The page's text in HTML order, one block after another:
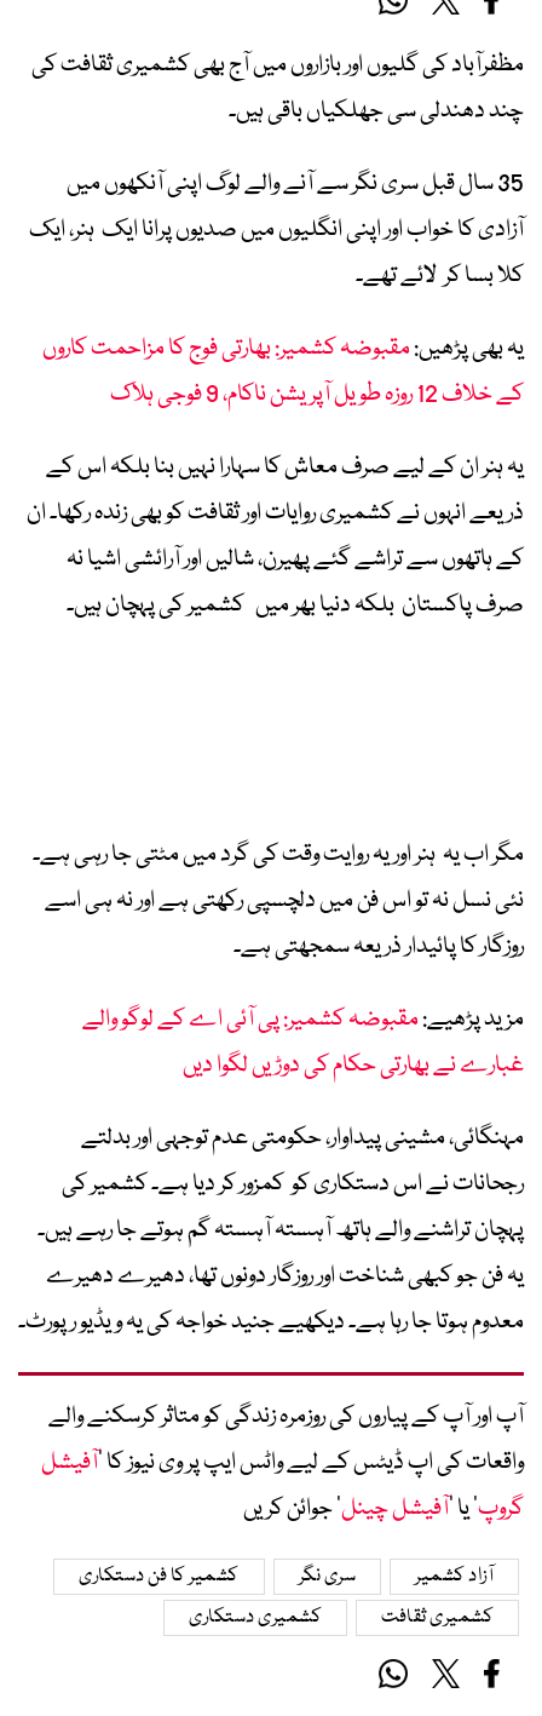
مظفرآباد کی گلیوں اور بازاروں میں آج بھی کشمیری ثقافت کی
چند دھندلی سی جھلکیاں باقی ہیں۔
35 سال قبل سری نگر سے آنے والے لوگ اپنی آنکھوں میں
آزادی کا خواب اور اپنی انگلیوں میں صدیوں پرانا ایک ہنر، ایک
کلا بسا کر لائے تھے۔
یہ بھی پڑھیں:مقبوضہ کشمیر: بھارتی فوج کا مزاحمت کاروں
کے خلاف 12 روزہ طویل آپریشن ناکام، 9 فوجی ہلاک
یہ ہنر ان کے لیے صرف معاش کا سہارا نہیں بنا بلکہ اس کے
ذریعے انہوں نے کشمیری روایات اور ثقافت کو بھی زندہ رکھا۔ ان
کے ہاتھوں سے تراشے گئے پھیرن، شالیں اور آرائشی اشیا نہ
صرف پاکستان بلکہ دنیا بھر میں کشمیر کی پہچان ہیں۔
مگر اب یہ ہنر اور یہ روایت وقت کی گرد میں مٹتی جا رہی ہے۔
نئی نسل نہ تو اس فن میں دلچسپی رکھتی ہے اور نہ ہی اسے
روزگار کا پائیدار ذریعہ سمجھتی ہے۔
مزید پڑھیے:مقبوضہ کشمیر: پی آئی اے کے لوگو والے
غبارے نے بھارتی حکام کی دوڑیں لگوا دیں
مہنگائی، مشینی پیداوار، حکومتی عدم توجہی اور بدلتے
رجحانات نے اس دستکاری کو کمزور کر دیا ہے۔ کشمیر کی
پہچان تراشنے والے ہاتھ آہستہ آہستہ گم ہوتے جا رہے ہیں۔
یہ فن جو کبھی شناخت اور روزگار دونوں تھا، دھیرے دھیرے
معدوم ہوتا جا رہا ہے۔ دیکھیے جنید خواجہ کی یہ ویڈیو رپورٹ۔
آپ اور آپ کے پیاروں کی روزمرہ زندگی کو متاثر کرسکنے والے
واقعات کی اپ ڈیٹس کے لیے واٹس ایپ پر وی نیوز کا ’آفیشل
گروپ‘ یا ’آفیشل چینل‘ جوائن کریں
آزاد کشمیر سری نگر
کشمیر کا فن دستکاری
کشمیری ثقافت
کشمیری دستکاری